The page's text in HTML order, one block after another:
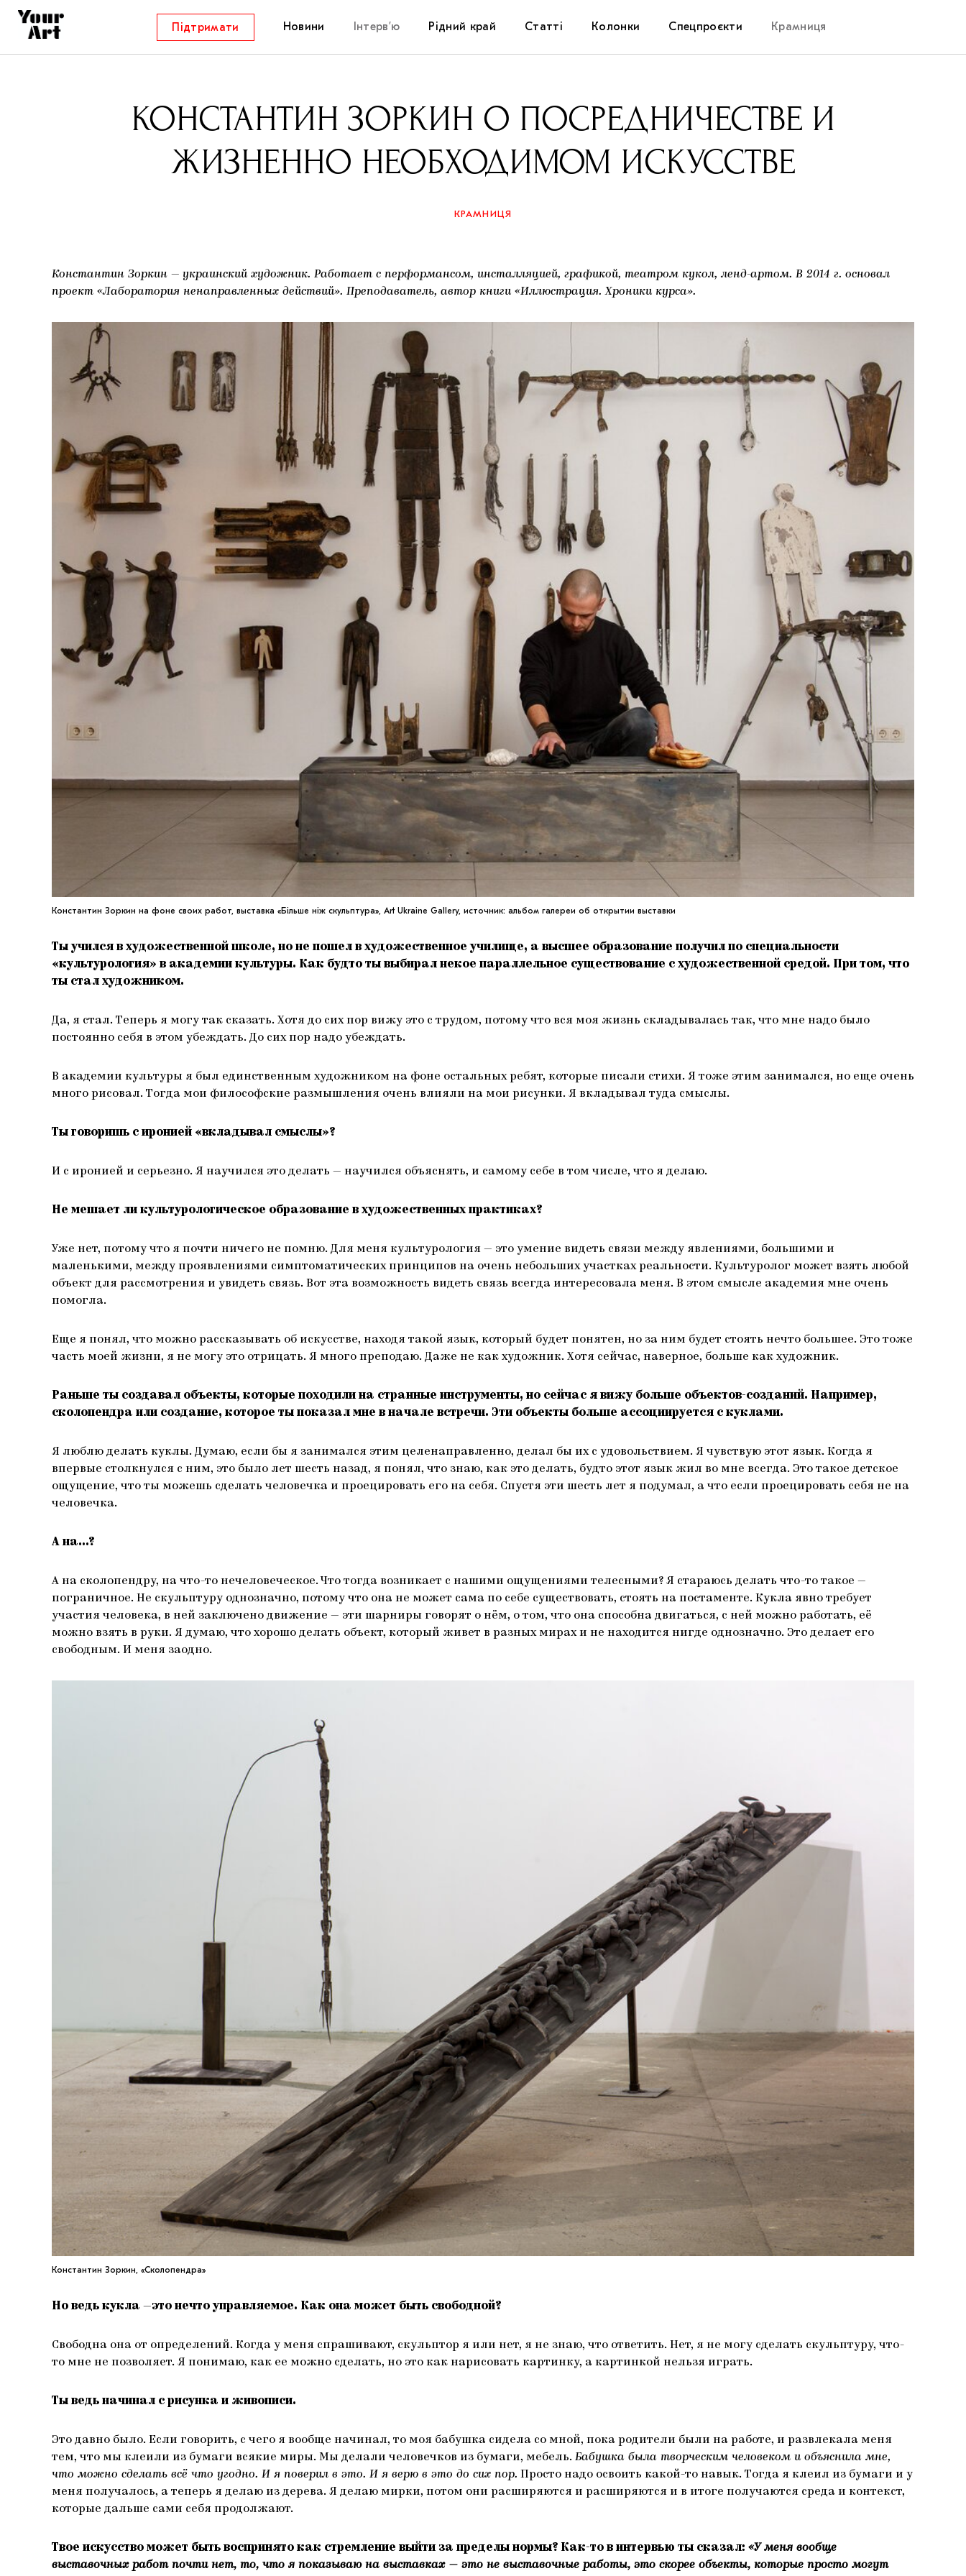
Підтримати Новини Інтерв’ю
Куратори
Архітектура
Рідний край
Самоорганізації
Освіта
Галереї
Статті
Коментарі
Історії
Колонки Спецпроєкти
Запалення
Як підтримувати українське мистецтво
Крамниця
КОНСТАНТИН ЗОРКИН О ПОСРЕДНИЧЕСТВЕ И
ЖИЗНЕННО НЕОБХОДИМОМ ИСКУССТВЕ
КРАМНИЦЯ
Константин Зоркин — украинский художник. Работает с перформансом, инсталляцией, графикой, театром кукол, ленд-артом. В 2014 г. основал
проект «Лаборатория ненаправленных действий». Преподаватель, автор книги «Иллюстрация. Хроники курса».
Константин Зоркин на фоне своих работ, выставка «Більше ніж скульптура», Art Ukraine Gallery, источник: альбом галереи об открытии выставки
Ты учился в художественной школе, но не пошел в художественное училище, а высшее образование получил по специальности
«культурология» в академии культуры. Как будто ты выбирал некое параллельное существование с художественной средой. При том, что
ты стал художником.
Да, я стал. Теперь я могу так сказать. Хотя до сих пор вижу это с трудом, потому что вся моя жизнь складывалась так, что мне надо было
постоянно себя в этом убеждать. До сих пор надо убеждать.
В академии культуры я был единственным художником на фоне остальных ребят, которые писали стихи. Я тоже этим занимался, но еще очень
много рисовал. Тогда мои философские размышления очень влияли на мои рисунки. Я вкладывал туда смыслы.
Ты говоришь с иронией «вкладывал смыслы»?
И с иронией и серьезно. Я научился это делать — научился объяснять, и самому себе в том числе, что я делаю.
Не мешает ли культурологическое образование в художественных практиках?
Уже нет, потому что я почти ничего не помню. Для меня культурология — это умение видеть связи между явлениями, большими и
маленькими, между проявлениями симптоматических принципов на очень небольших участках реальности. Культуролог может взять любой
объект для рассмотрения и увидеть связь. Вот эта возможность видеть связь всегда интересовала меня. В этом смысле академия мне очень
помогла.
Еще я понял, что можно рассказывать об искусстве, находя такой язык, который будет понятен, но за ним будет стоять нечто большее. Это тоже
часть моей жизни, я не могу это отрицать. Я много преподаю. Даже не как художник. Хотя сейчас, наверное, больше как художник.
Раньше ты создавал объекты, которые походили на странные инструменты, но сейчас я вижу больше объектов-созданий. Например,
сколопендра или создание, которое ты показал мне в начале встречи. Эти объекты больше ассоциируется с куклами.
Я люблю делать куклы. Думаю, если бы я занимался этим целенаправленно, делал бы их с удовольствием. Я чувствую этот язык. Когда я
впервые столкнулся с ним, это было лет шесть назад, я понял, что знаю, как это делать, будто этот язык жил во мне всегда. Это такое детское
ощущение, что ты можешь сделать человечка и проецировать его на себя. Спустя эти шесть лет я подумал, а что если проецировать себя не на
человечка.
А на…?
А на сколопендру, на что-то нечеловеческое. Что тогда возникает с нашими ощущениями телесными? Я стараюсь делать что-то такое —
пограничное. Не скульптуру однозначно, потому что она не может сама по себе существовать, стоять на постаменте. Кукла явно требует
участия человека, в ней заключено движение — эти шарниры говорят о нём, о том, что она способна двигаться, с ней можно работать, её
можно взять в руки. Я думаю, что хорошо делать объект, который живет в разных мирах и не находится нигде однозначно. Это делает его
свободным. И меня заодно.
Константин Зоркин, «Сколопендра»
Но ведь кукла —это нечто управляемое. Как она может быть свободной?
Свободна она от определений. Когда у меня спрашивают, скульптор я или нет, я не знаю, что ответить. Нет, я не могу сделать скульптуру, что-
то мне не позволяет. Я понимаю, как ее можно сделать, но это как нарисовать картинку, а картинкой нельзя играть.
Ты ведь начинал с рисунка и живописи.
Это давно было. Если говорить, с чего я вообще начинал, то моя бабушка сидела со мной, пока родители были на работе, и развлекала меня
тем, что мы клеили из бумаги всякие миры. Мы делали человечков из бумаги, мебель. Бабушка была творческим человеком и объяснила мне,
что можно сделать всё что угодно. И я поверил в это. И я верю в это до сих пор. Просто надо освоить какой-то навык. Тогда я клеил из бумаги и у
меня получалось, а теперь я делаю из дерева. Я делаю мирки, потом они расширяются и расширяются и в итоге получаются среда и контекст,
которые дальше сами себя продолжают.
Твое искусство может быть воспринято как стремление выйти за пределы нормы? Как-то в интервью ты сказал: «У меня вообще
выставочных работ почти нет, то, что я показываю на выставках — это не выставочные работы, это скорее объекты, которые просто могут